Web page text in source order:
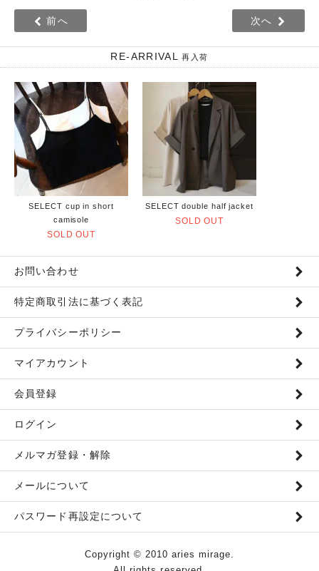
前へ 次へ
RE-ARRIVAL再入荷
SELECT cup in short
camisole
SOLD OUT
SELECT double half jacket
SOLD OUT
お問い合わせ
特定商取引法に基づく表記
プライバシーポリシー
マイアカウント
会員登録
ログイン
メルマガ登録・解除
メールについて
パスワード再設定について
Copyright © 2010 aries mirage.